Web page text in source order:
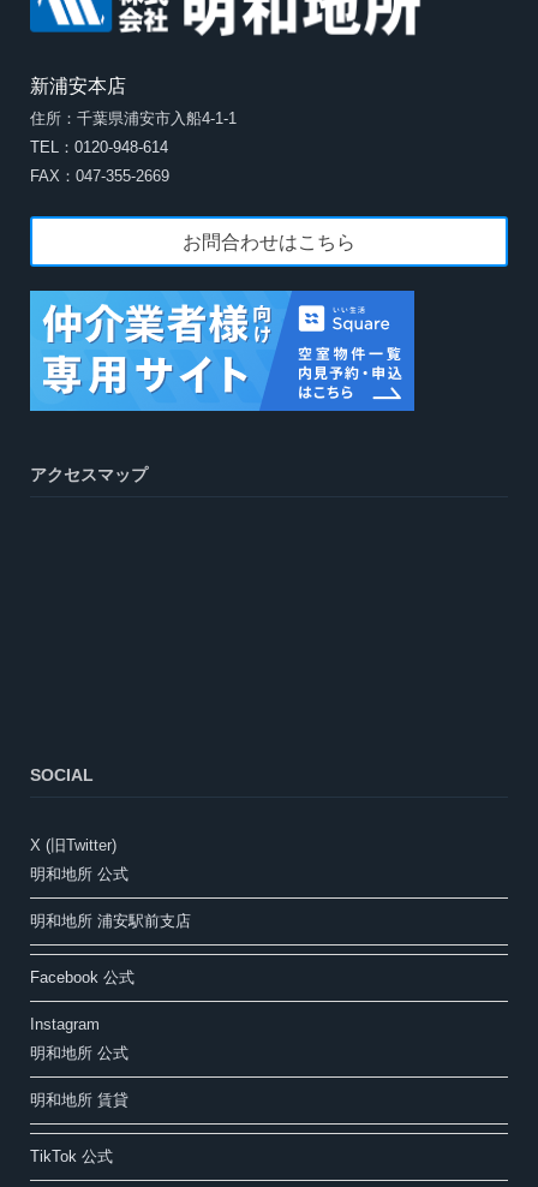
新浦安本店
住所：千葉県浦安市入船4-1-1
TEL：0120-948-614
FAX：047-355-2669
お問合わせはこちら
アクセスマップ
SOCIAL
X (旧Twitter)
明和地所 公式
明和地所 浦安駅前支店
Facebook 公式
Instagram
明和地所 公式
明和地所 賃貸
TikTok 公式